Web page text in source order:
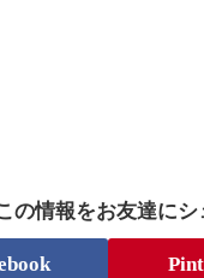
の情報をお友達にシ